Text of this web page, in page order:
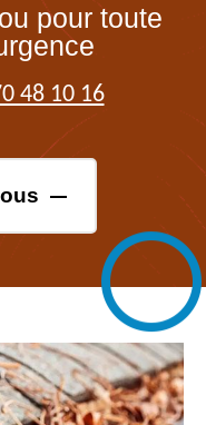
pour toute
48 10 16